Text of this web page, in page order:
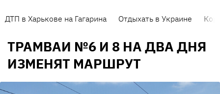
ДТП в Харькове на Гагарина Отдыхать в Украине
ТРАМВАИ №6 И 8 НА ДВА ДНЯ
ИЗМЕНЯТ МАРШРУТ